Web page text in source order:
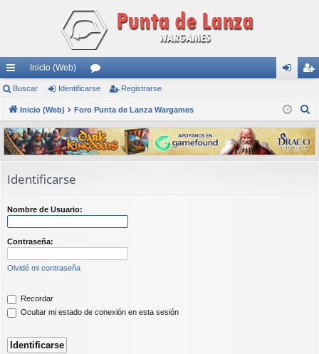
nl
ac
es
rá
pi
s
Inicio (Web)
or
os nti
fic
ar
ist
ra
rs
Buscar Identificarse Registrarse
Inicio (Web) Foro Punta de Lanza Wargames
s
c
Identificarse
Nombre de Usuario:
Contraseña:
Olvidé mi contraseña
Recordar
Ocultar mi estado de conexión en esta sesión